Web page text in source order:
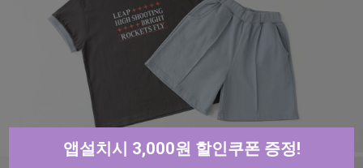
앱설치시 3,000원 할인쿠폰 증정!